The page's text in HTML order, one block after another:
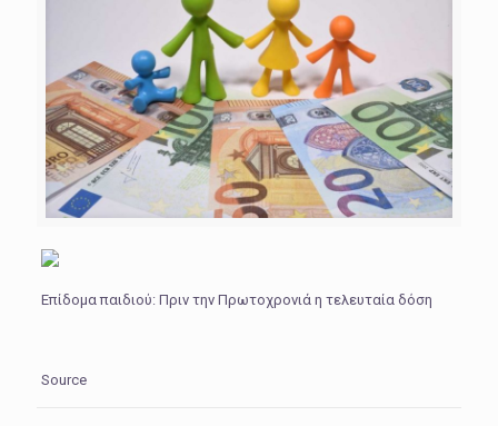
Επίδομα παιδιού: Πριν την Πρωτοχρονιά η τελευταία δόση
Source